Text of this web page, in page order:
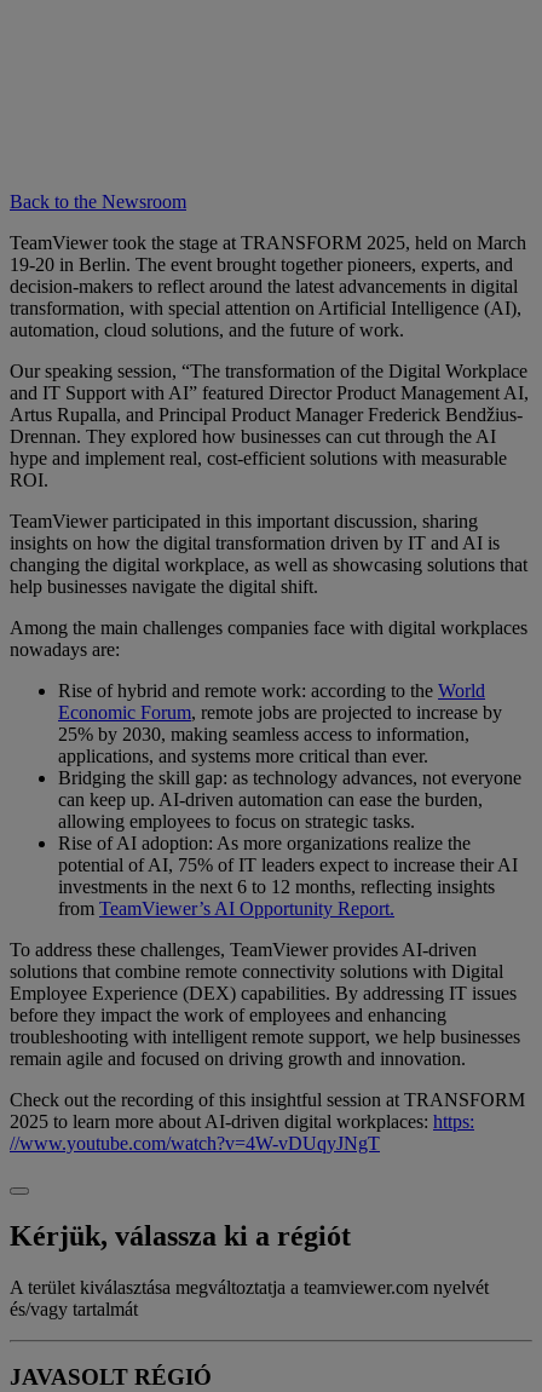
Back to the Newsroom
TeamViewer took the stage at TRANSFORM 2025, held on March
19-20 in Berlin. The event brought together pioneers, experts, and
decision-makers to reflect around the latest advancements in digital
transformation, with special attention on Artificial Intelligence (AI),
automation, cloud solutions, and the future of work.
Our speaking session, “The transformation of the Digital Workplace
and IT Support with AI” featured Director Product Management AI,
Artus Rupalla, and Principal Product Manager Frederick Bendžius-
Drennan. They explored how businesses can cut through the AI
hype and implement real, cost-efficient solutions with measurable
ROI.
TeamViewer participated in this important discussion, sharing
insights on how the digital transformation driven by IT and AI is
changing the digital workplace, as well as showcasing solutions that
help businesses navigate the digital shift.
Among the main challenges companies face with digital workplaces
nowadays are:
Rise of hybrid and remote work: according to the World
Economic Forum, remote jobs are projected to increase by
25% by 2030, making seamless access to information,
applications, and systems more critical than ever.
Bridging the skill gap: as technology advances, not everyone
can keep up. AI-driven automation can ease the burden,
allowing employees to focus on strategic tasks.
Rise of AI adoption: As more organizations realize the
potential of AI, 75% of IT leaders expect to increase their AI
investments in the next 6 to 12 months, reflecting insights
from TeamViewer’s AI Opportunity Report.
To address these challenges, TeamViewer provides AI-driven
solutions that combine remote connectivity solutions with Digital
Employee Experience (DEX) capabilities. By addressing IT issues
before they impact the work of employees and enhancing
troubleshooting with intelligent remote support, we help businesses
remain agile and focused on driving growth and innovation.
Check out the recording of this insightful session at TRANSFORM
2025 to learn more about AI-driven digital workplaces: https:
//www.youtube.com/watch?v=4W-vDUqyJNgT
Kérjük, válassza ki a régiót
A terület kiválasztása megváltoztatja a teamviewer.com nyelvét
és/vagy tartalmát
JAVASOLT RÉGIÓ